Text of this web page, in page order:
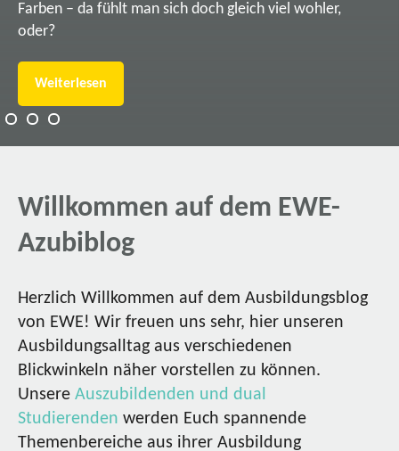
Farben – da fühlt man sich doch gleich viel wohler,
oder?
Weiterlesen
Willkommen auf dem EWE-
Azubiblog
Herzlich Willkommen auf dem Ausbildungsblog
von EWE! Wir freuen uns sehr, hier unseren
Ausbildungsalltag aus verschiedenen
Blickwinkeln näher vorstellen zu können.
Unsere Auszubildenden und dual
Studierenden werden Euch spannende
Themenbereiche aus ihrer Ausbildung